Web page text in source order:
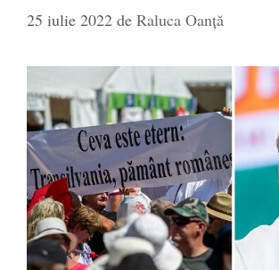
25 iulie 2022 de Raluca Oanță